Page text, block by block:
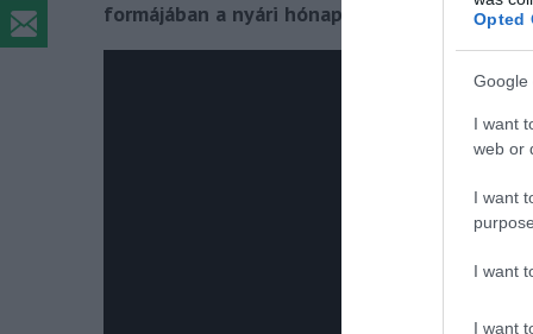
Opted
Google
I want
web or
I want
I want
I want
formájában a nyári hónapokban.